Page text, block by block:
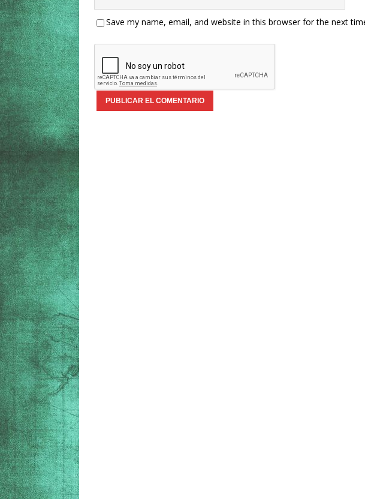
Save my name, email, and website in this browser for the next